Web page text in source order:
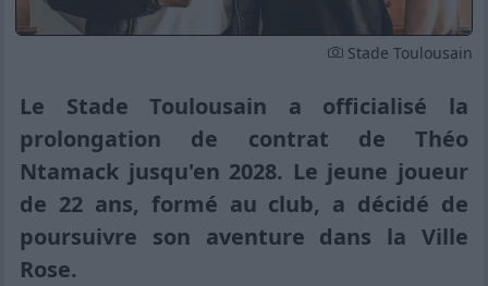
Stade Toulousain
Le Stade Toulousain a officialisé la
prolongation de contrat de Théo
Ntamack jusqu'en 2028. Le jeune joueur
de 22 ans, formé au club, a décidé de
poursuivre son aventure dans la Ville
Rose.